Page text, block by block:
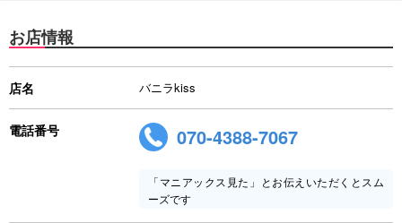
お店情報
店名 バニラkiss
電話番号 070-4388-7067
「マニアックス見た」とお伝えいただくとスム
ーズです